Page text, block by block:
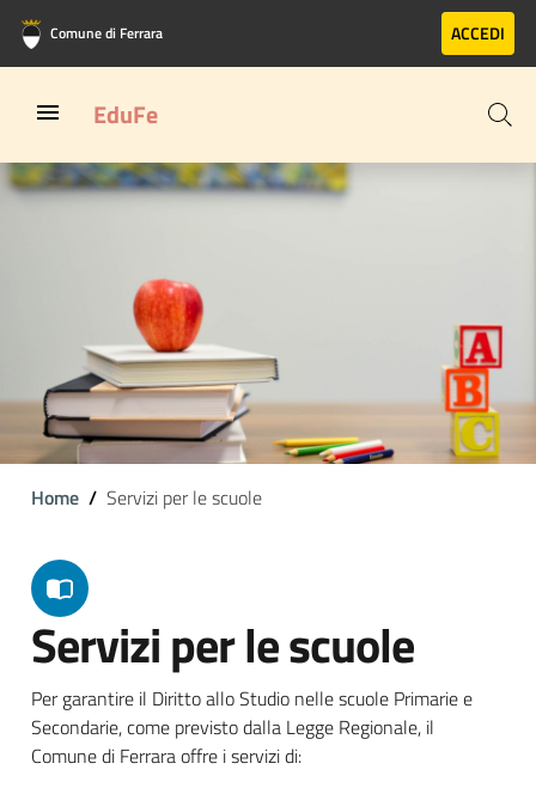
Vai al contenuto principale
Vai al footer
Comune di Ferrara ACCEDI
EduFe
Home Servizi per le scuole
Servizi per le scuole
Per garantire il Diritto allo Studio nelle scuole Primarie e
Secondarie, come previsto dalla Legge Regionale, il
Comune di Ferrara offre i servizi di: